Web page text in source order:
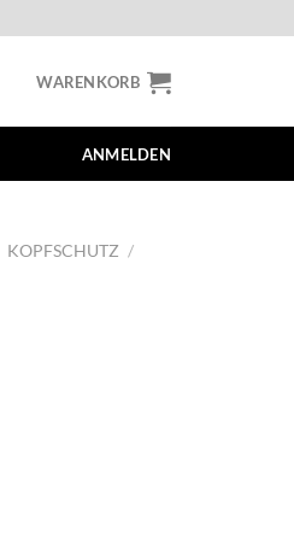
WARENKORB
ANMELDEN
KOPFSCHUTZ /